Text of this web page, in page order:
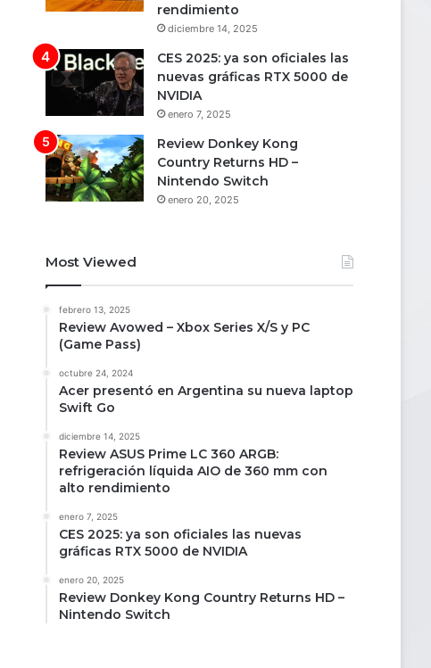
rendimiento
diciembre 14, 2025
CES 2025: ya son oficiales las
nuevas gráficas RTX 5000 de
NVIDIA
enero 7, 2025
Review Donkey Kong
Country Returns HD –
Nintendo Switch
enero 20, 2025
Most Viewed
febrero 13, 2025
Review Avowed – Xbox Series X/S y PC
(Game Pass)
octubre 24, 2024
Acer presentó en Argentina su nueva laptop
Swift Go
diciembre 14, 2025
Review ASUS Prime LC 360 ARGB:
refrigeración líquida AIO de 360 mm con
alto rendimiento
enero 7, 2025
CES 2025: ya son oficiales las nuevas
gráficas RTX 5000 de NVIDIA
enero 20, 2025
Review Donkey Kong Country Returns HD –
Nintendo Switch